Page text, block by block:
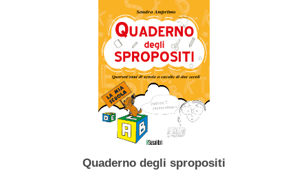
Quaderno degli spropositi